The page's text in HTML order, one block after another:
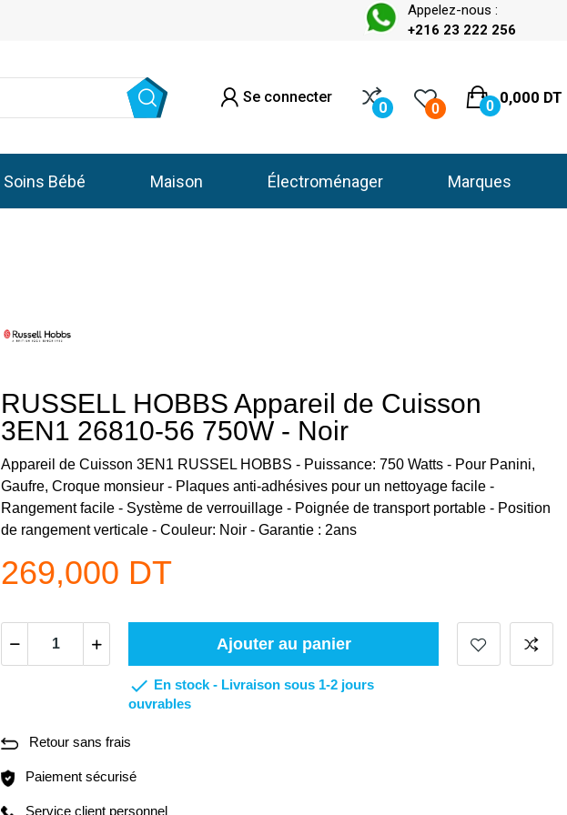
Appelez-nous :
+216 23 222 256
Se connecter
0 0
0,000 DT
0
Soins Bébé Maison Électroménager Marques
RUSSELL HOBBS Appareil de Cuisson
3EN1 26810-56 750W - Noir
Appareil de Cuisson 3EN1 RUSSEL HOBBS - Puissance: 750 Watts - Pour Panini,
Gaufre, Croque monsieur - Plaques anti-adhésives pour un nettoyage facile -
Rangement facile - Système de verrouillage - Poignée de transport portable - Position
de rangement verticale - Couleur: Noir - Garantie : 2ans
269,000 DT
Ajouter au panier
 En stock - Livraison sous 1-2 jours
ouvrables
Retour sans frais
Paiement sécurisé
Service client personnel